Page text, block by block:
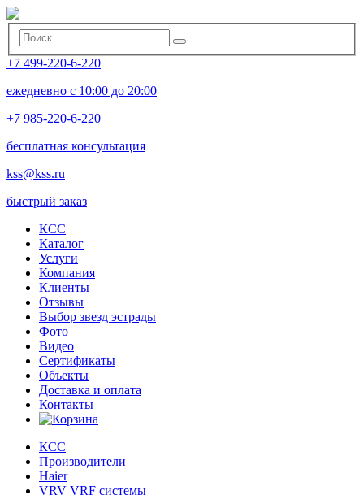
+7 499-220-6-220
ежедневно с 10:00 до 20:00
+7 985-220-6-220
бесплатная консультация
kss@kss.ru
быстрый заказ
КСС
Каталог
Услуги
Компания
Клиенты
Oтзывы
Выбор звезд эстрады
Фото
Видео
Сертификаты
Объекты
Доставка и оплата
Контакты
КСС
Производители
Haier
VRV VRF системы